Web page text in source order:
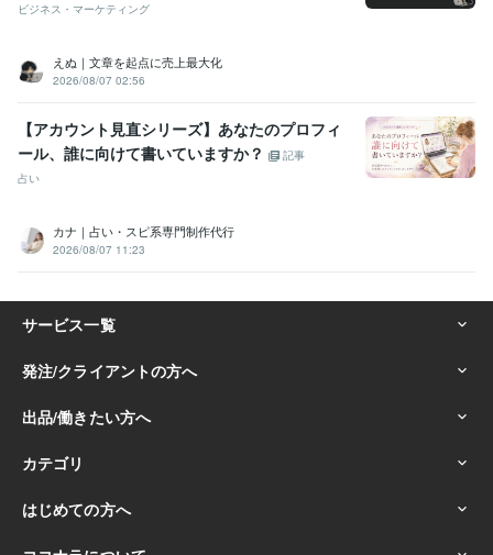
ビジネス・マーケティング
えぬ｜文章を起点に売上最大化
2026/08/07 02:56
【アカウント見直シリーズ】あなたのプロフィ
ール、誰に向けて書いていますか？
記事
占い
カナ｜占い・スピ系専門制作代行
2026/08/07 11:23